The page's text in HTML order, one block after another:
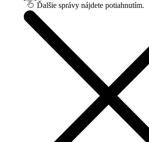
Ďalšie správy nájdete potiahnutím.